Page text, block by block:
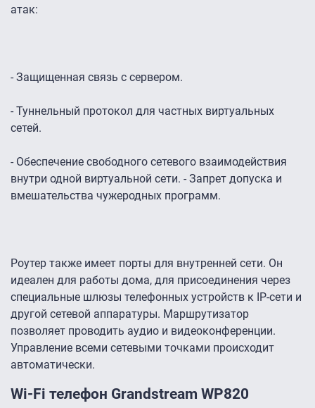
атак:
- Защищенная связь с сервером.
- Туннельный протокол для частных виртуальных
сетей.
- Обеспечение свободного сетевого взаимодействия
внутри одной виртуальной сети. - Запрет допуска и
вмешательства чужеродных программ.
Роутер также имеет порты для внутренней сети. Он
идеален для работы дома, для присоединения через
специальные шлюзы телефонных устройств к IP-сети и
другой сетевой аппаратуры. Маршрутизатор
позволяет проводить аудио и видеоконференции.
Управление всеми сетевыми точками происходит
автоматически.
Wi-Fi телефон Grandstream WP820